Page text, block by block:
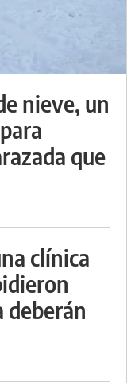
nieve, un
que
clínica
deberán